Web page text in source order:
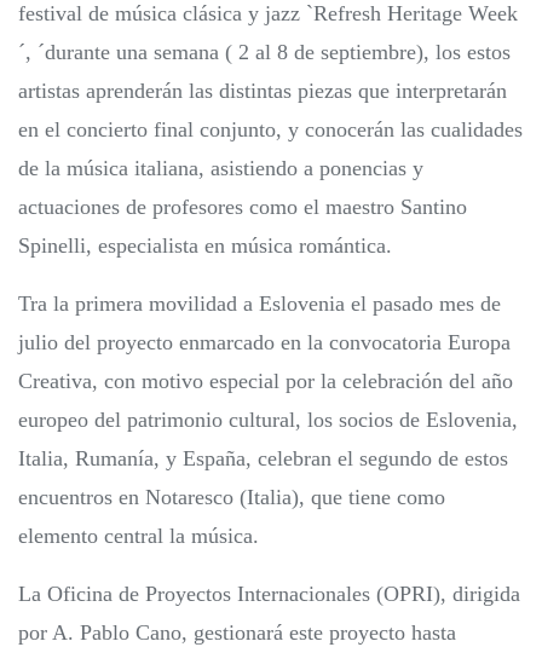
festival de música clásica y jazz `Refresh Heritage Week
´, ´durante una semana ( 2 al 8 de septiembre), los estos
artistas aprenderán las distintas piezas que interpretarán
en el concierto final conjunto, y conocerán las cualidades
de la música italiana, asistiendo a ponencias y
actuaciones de profesores como el maestro Santino
Spinelli, especialista en música romántica.
Tra la primera movilidad a Eslovenia el pasado mes de
julio del proyecto enmarcado en la convocatoria Europa
Creativa, con motivo especial por la celebración del año
europeo del patrimonio cultural, los socios de Eslovenia,
Italia, Rumanía, y España, celebran el segundo de estos
encuentros en Notaresco (Italia), que tiene como
elemento central la música.
La Oficina de Proyectos Internacionales (OPRI), dirigida
por A. Pablo Cano, gestionará este proyecto hasta